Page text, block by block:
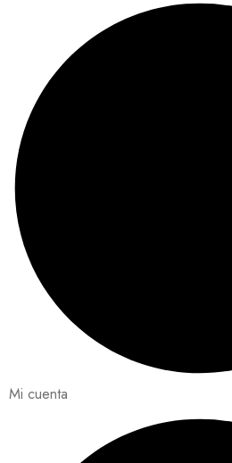
Mi cuenta